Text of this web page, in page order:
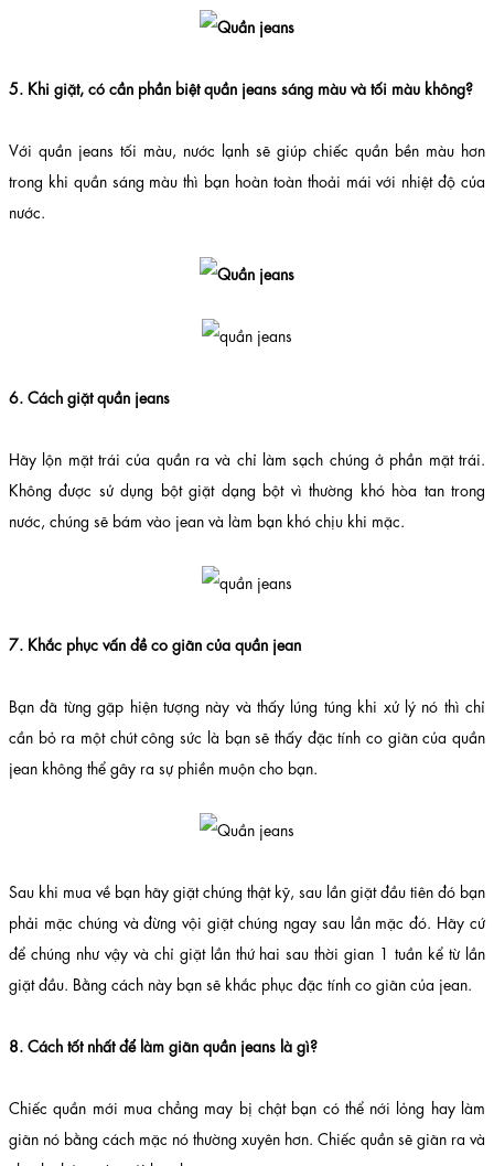
5. Khi giặt, có cần phần biệt quần jeans sáng màu và tối màu không?
Với quần jeans tối màu, nước lạnh sẽ giúp chiếc quần bền màu hơn
trong khi quần sáng màu thì bạn hoàn toàn thoải mái với nhiệt độ của
nước.
6. Cách giặt quần jeans
Hãy lộn mặt trái của quần ra và chỉ làm sạch chúng ở phần mặt trái.
Không được sử dụng bột giặt dạng bột vì thường khó hòa tan trong
nước, chúng sẽ bám vào jean và làm bạn khó chịu khi mặc.
7. Khắc phục vấn đề co giãn của quần jean
Bạn đã từng gặp hiện tượng này và thấy lúng túng khi xử lý nó thì chỉ
cần bỏ ra một chút công sức là bạn sẽ thấy đặc tính co giãn của quần
jean không thể gây ra sự phiền muộn cho bạn.
Sau khi mua về bạn hãy giặt chúng thật kỹ, sau lần giặt đầu tiên đó bạn
phải mặc chúng và đừng vội giặt chúng ngay sau lần mặc đó. Hãy cứ
để chúng như vậy và chỉ giặt lần thứ hai sau thời gian 1 tuần kể từ lần
giặt đầu. Bằng cách này bạn sẽ khắc phục đặc tính co giãn của jean.
8. Cách tốt nhất để làm giãn quần jeans là gì?
Chiếc quần mới mua chẳng may bị chật bạn có thể nới lỏng hay làm
giãn nó bằng cách mặc nó thường xuyên hơn. Chiếc quần sẽ giãn ra và